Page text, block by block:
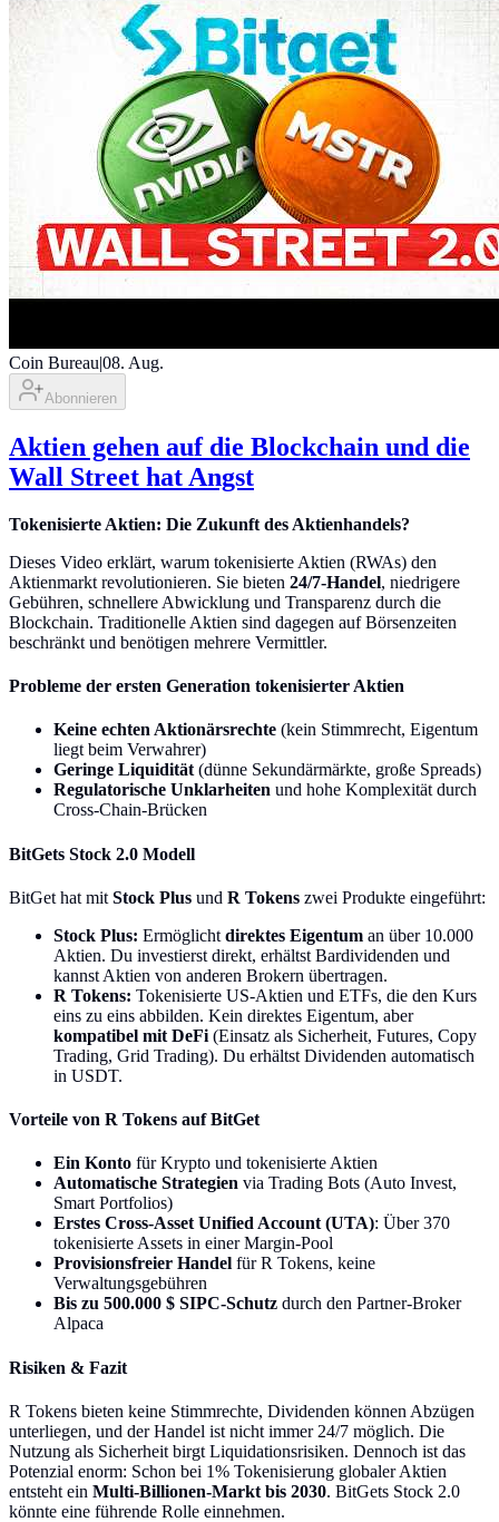
Coin Bureau|08. Aug.
Abonnieren
Aktien gehen auf die Blockchain und die
Wall Street hat Angst
Tokenisierte Aktien: Die Zukunft des Aktienhandels?
Dieses Video erklärt, warum tokenisierte Aktien (RWAs) den
Aktienmarkt revolutionieren. Sie bieten 24/7-Handel, niedrigere
Gebühren, schnellere Abwicklung und Transparenz durch die
Blockchain. Traditionelle Aktien sind dagegen auf Börsenzeiten
beschränkt und benötigen mehrere Vermittler.
Probleme der ersten Generation tokenisierter Aktien
Keine echten Aktionärsrechte (kein Stimmrecht, Eigentum
liegt beim Verwahrer)
Geringe Liquidität (dünne Sekundärmärkte, große Spreads)
Regulatorische Unklarheiten und hohe Komplexität durch
Cross-Chain-Brücken
BitGets Stock 2.0 Modell
BitGet hat mit Stock Plus und R Tokens zwei Produkte eingeführt:
Stock Plus: Ermöglicht direktes Eigentum an über 10.000
Aktien. Du investierst direkt, erhältst Bardividenden und
kannst Aktien von anderen Brokern übertragen.
R Tokens: Tokenisierte US-Aktien und ETFs, die den Kurs
eins zu eins abbilden. Kein direktes Eigentum, aber
kompatibel mit DeFi (Einsatz als Sicherheit, Futures, Copy
Trading, Grid Trading). Du erhältst Dividenden automatisch
in USDT.
Vorteile von R Tokens auf BitGet
Ein Konto für Krypto und tokenisierte Aktien
Automatische Strategien via Trading Bots (Auto Invest,
Smart Portfolios)
Erstes Cross-Asset Unified Account (UTA): Über 370
tokenisierte Assets in einer Margin-Pool
Provisionsfreier Handel für R Tokens, keine
Verwaltungsgebühren
Bis zu 500.000 $ SIPC-Schutz durch den Partner-Broker
Alpaca
Risiken & Fazit
R Tokens bieten keine Stimmrechte, Dividenden können Abzügen
unterliegen, und der Handel ist nicht immer 24/7 möglich. Die
Nutzung als Sicherheit birgt Liquidationsrisiken. Dennoch ist das
Potenzial enorm: Schon bei 1% Tokenisierung globaler Aktien
entsteht ein Multi-Billionen-Markt bis 2030. BitGets Stock 2.0
könnte eine führende Rolle einnehmen.